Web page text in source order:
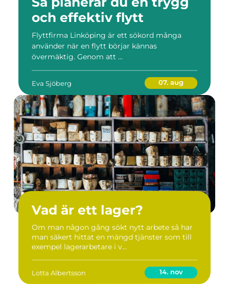
och effektiv flytt
Flyttfirma Linköping är ett sökord många
använder när en flytt börjar kännas
övermäktig. Genom att ...
Eva Sjöberg 07. aug
Vad är ett lager?
Om man någon gång sökt nytt arbete så har
man säkert hittat en mängd tjänster som till
exempel lagerarbetare i v...
Lotta Albertsson 14. nov